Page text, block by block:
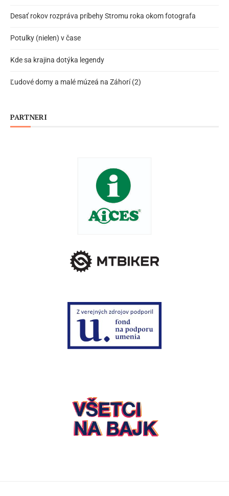
Desať rokov rozpráva príbehy Stromu roka okom fotografa
Potulky (nielen) v čase
Kde sa krajina dotýka legendy
Ľudové domy a malé múzeá na Záhorí (2)
PARTNERI